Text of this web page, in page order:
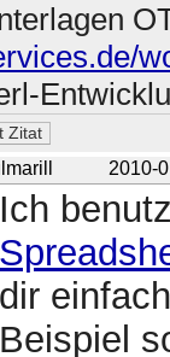
2010-
Ich
dir
Beispiel